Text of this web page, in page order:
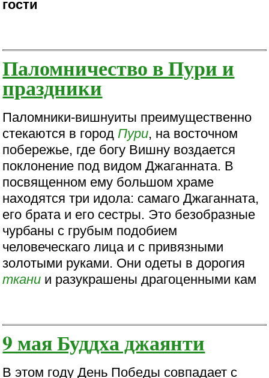
гости
Паломничество в Пури и
праздники
Паломники-вишнуиты преимущественно
стекаются в городПури, на восточном
побережье, где богу Вишну воздается
поклонение под видом Джаганната. В
посвященном ему большом храме
находятся три идола: самаго Джаганната,
его брата и его сестры. Это безобразные
чурбаны с грубым подобием
человеческаго лица и с привязными
золотыми руками. Они одеты в дорогия
ткани и разукрашены драгоценными кам
9 мая Буддха джаянти
В этом году День Победы совпадает с